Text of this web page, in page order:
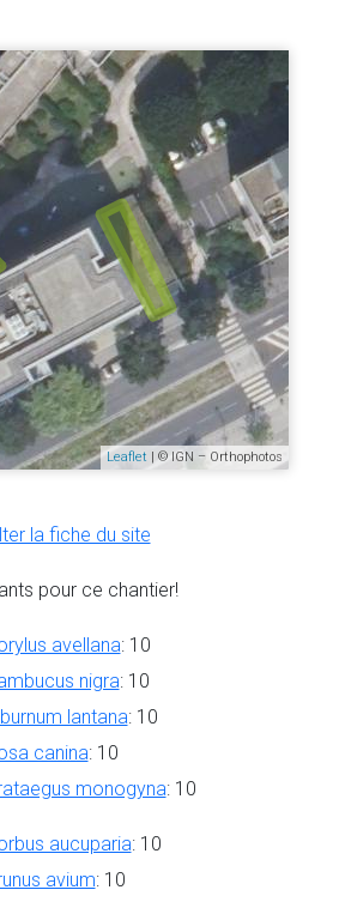
Leaflet | © IGN – Orthophotos
la fiche du site
pour ce chantier!
avellana: 10
nigra: 10
lantana: 10
canina: 10
monogyna: 10
aucuparia: 10
avium: 10